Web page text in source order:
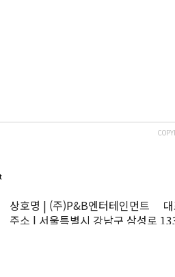
상호명 | (주)P&B엔터테인먼트
주소 | 서울특별시 강남구 삼성로